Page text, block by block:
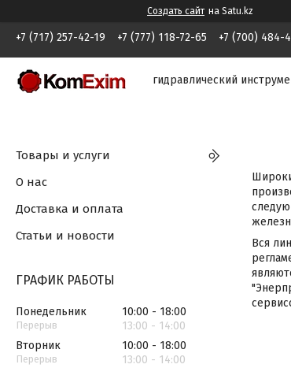
Создать сайт на Satu.kz
+7 (717) 257-42-19 +7 (777) 118-72-65 +7 (700) 484-
гидравлический
Вся
Товары и услуги
О нас
Доставка и оплата
Статьи и новости
ГРАФИК РАБОТЫ
Понедельник 10:00
18:00
13:00
14:00
Вторник
10:00
18:00
13:00
14:00